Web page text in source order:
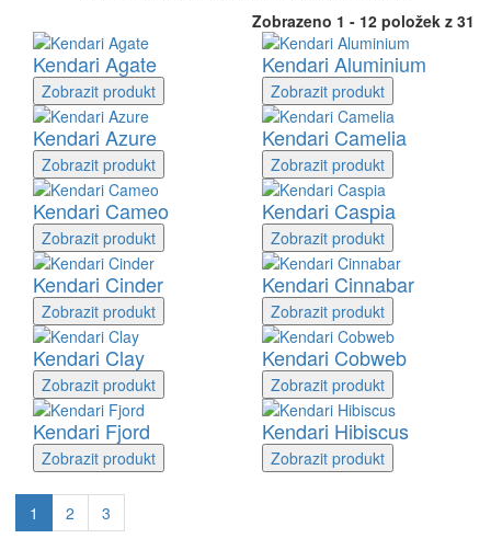
Zobrazeno 1 - 12 položek z 31
Kendari Agate
Zobrazit produkt
Kendari Aluminium
Zobrazit produkt
Kendari Azure
Zobrazit produkt
Kendari Camelia
Zobrazit produkt
Kendari Cameo
Zobrazit produkt
Kendari Caspia
Zobrazit produkt
Kendari Cinder
Zobrazit produkt
Kendari Cinnabar
Zobrazit produkt
Kendari Clay
Zobrazit produkt
Kendari Cobweb
Zobrazit produkt
Kendari Fjord
Zobrazit produkt
Kendari Hibiscus
Zobrazit produkt
1 2 3